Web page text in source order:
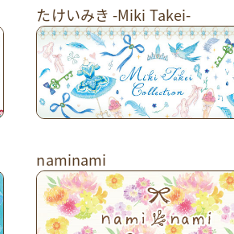
たけいみき -Miki Takei-
naminami